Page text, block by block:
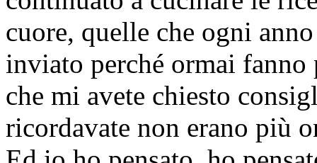
cuore, quelle che ogni
inviato perché ormai
che mi avete chiesto
ricordavate non erano più